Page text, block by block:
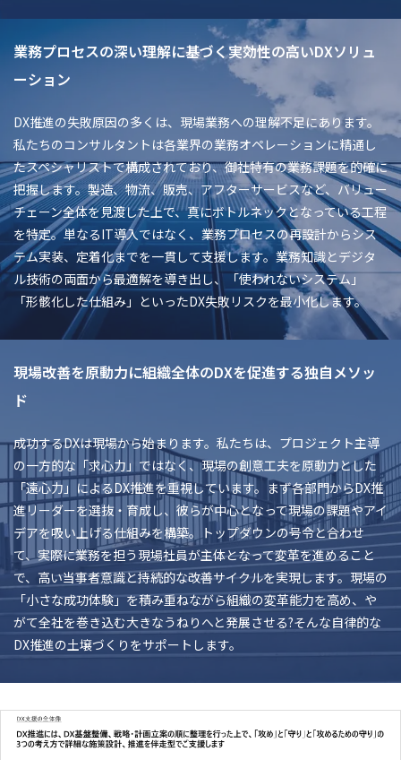
業務プロセスの深い理解に基づく実効性の高いDXソリュ
ーション
DX推進の失敗原因の多くは、現場業務への理解不足にあります。
私たちのコンサルタントは各業界の業務オペレーションに精通し
たスペシャリストで構成されており、御社特有の業務課題を的確に
把握します。製造、物流、販売、アフターサービスなど、バリュー
チェーン全体を見渡した上で、真にボトルネックとなっている工程
を特定。単なるIT導入ではなく、業務プロセスの再設計からシス
テム実装、定着化までを一貫して支援します。業務知識とデジタ
ル技術の両面から最適解を導き出し、「使われないシステム」
「形骸化した仕組み」といったDX失敗リスクを最小化します。
現場改善を原動力に組織全体のDXを促進する独自メソッ
ド
成功するDXは現場から始まります。私たちは、プロジェクト主導
の一方的な「求心力」ではなく、現場の創意工夫を原動力とした
「遠心力」によるDX推進を重視しています。まず各部門からDX推
進リーダーを選抜・育成し、彼らが中心となって現場の課題やアイ
デアを吸い上げる仕組みを構築。トップダウンの号令と合わせ
て、実際に業務を担う現場社員が主体となって変革を進めること
で、高い当事者意識と持続的な改善サイクルを実現します。現場の
「小さな成功体験」を積み重ねながら組織の変革能力を高め、や
がて全社を巻き込む大きなうねりへと発展させる?そんな自律的な
DX推進の土壌づくりをサポートします。